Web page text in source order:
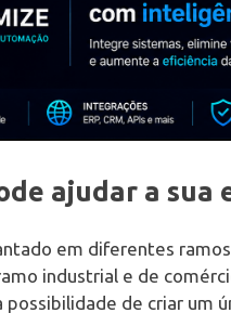
ajudar a sua
em diferentes
industrial e de
possibilidade de criar um